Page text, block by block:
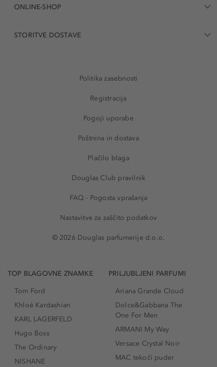
ONLINE-SHOP
STORITVE DOSTAVE
Politika zasebnosti
Registracija
Pogoji uporabe
Poštnina in dostava
Plačilo blaga
Douglas Club pravilnik
FAQ - Pogosta vprašanja
Nastavitve za zaščito podatkov
© 2026 Douglas parfumerije d.o.o.
TOP BLAGOVNE ZNAMKE
Tom Ford
Khloé Kardashian
KARL LAGERFELD
Hugo Boss
The Ordinary
NISHANE
PRILJUBLJENI PARFUMI
Ariana Grande Cloud
Dolce&Gabbana The
One For Men
ARMANI My Way
Versace Crystal Noir
MAC tekoči puder